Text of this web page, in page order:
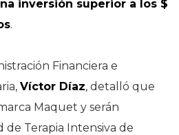
inversión superior a los $
.
Financiera e
Víctor Díaz, detalló que
Maquet y serán
de Terapia Intensiva de